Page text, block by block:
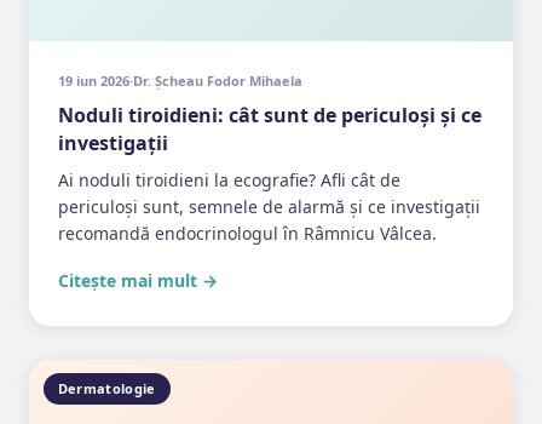
19 iun 2026·Dr. Șcheau Fodor Mihaela
Noduli tiroidieni: cât sunt de periculoși și ce
investigații
Ai noduli tiroidieni la ecografie? Afli cât de
periculoși sunt, semnele de alarmă și ce investigații
recomandă endocrinologul în Râmnicu Vâlcea.
Citește mai mult →
Dermatologie